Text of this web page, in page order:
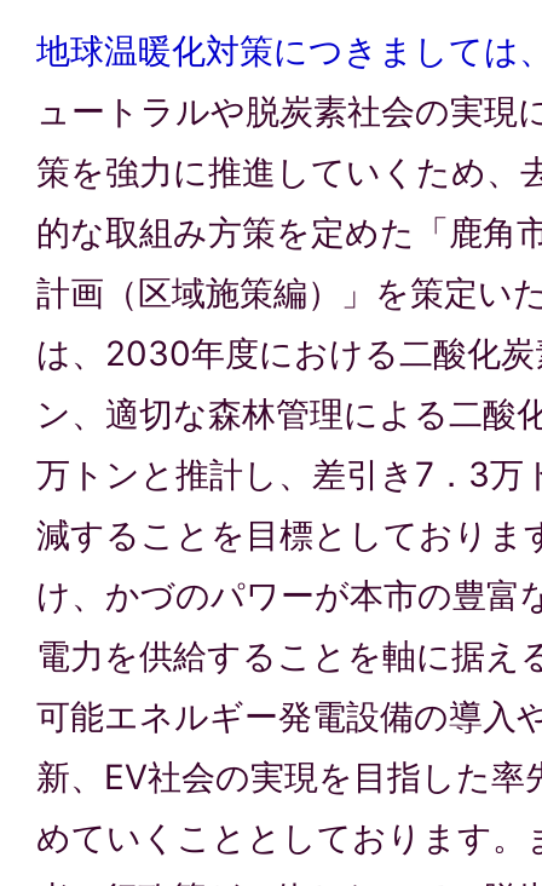
地球温暖化対策につきましては
ュートラルや脱炭素社会の実現
策を強力に推進していくため、
的な取組み方策を定めた「鹿角
計画（区域施策編）」を策定い
は、2030年度における二酸化
ン、適切な森林管理による二酸
万トンと推計し、差引き7．3万
減することを目標としておりま
け、かづのパワーが本市の豊富
電力を供給することを軸に据え
可能エネルギー発電設備の導入
新、EV社会の実現を目指した
めていくこととしております。